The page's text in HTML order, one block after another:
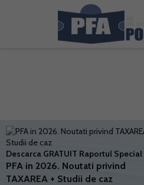
Descarca GRATUIT Raportul Special
PFA in 2026. Noutati privind
TAXAREA + Studii de caz